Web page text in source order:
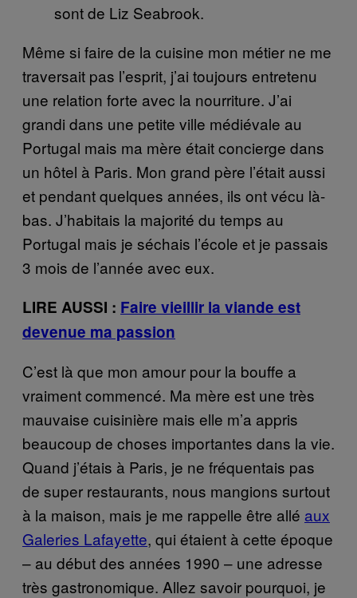
sont de Liz Seabrook.
Même si faire de la cuisine mon métier ne me
traversait pas l’esprit, j’ai toujours entretenu
une relation forte avec la nourriture. J’ai
grandi dans une petite ville médiévale au
Portugal mais ma mère était concierge dans
un hôtel à Paris. Mon grand père l’était aussi
et pendant quelques années, ils ont vécu là-
bas. J’habitais la majorité du temps au
Portugal mais je séchais l’école et je passais
3 mois de l’année avec eux.
LIRE AUSSI : Faire vieillir la viande est
devenue ma passion
C’est là que mon amour pour la bouffe a
vraiment commencé. Ma mère est une très
mauvaise cuisinière mais elle m’a appris
beaucoup de choses importantes dans la vie.
Quand j’étais à Paris, je ne fréquentais pas
de super restaurants, nous mangions surtout
à la maison, mais je me rappelle être allé aux
Galeries Lafayette, qui étaient à cette époque
– au début des années 1990 – une adresse
très gastronomique. Allez savoir pourquoi, je